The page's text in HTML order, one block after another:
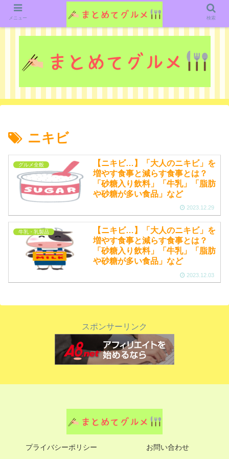
グルメ関連のいろいろなニューススレッドを紹介していきます。（鋭意作成中で
す）
ニキビ
グルメ全般
【ニキビ…】「大人のニキビ」を
増やす食事と減らす食事とは？
「砂糖入り飲料」「牛乳」「脂肪
や砂糖が多い食品」など
2023.12.29
牛乳・乳製品
【ニキビ…】「大人のニキビ」を
増やす食事と減らす食事とは？
「砂糖入り飲料」「牛乳」「脂肪
や砂糖が多い食品」など
2023.12.03
スポンサーリンク
プライバシーポリシー お問い合わせ
メニュー 検索